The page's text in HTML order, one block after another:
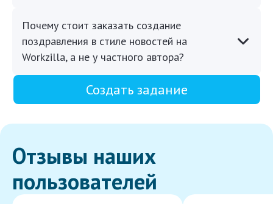
Почему стоит заказать создание
поздравления в стиле новостей на
Workzilla, а не у частного автора?
Создать задание
Отзывы наших
пользователей